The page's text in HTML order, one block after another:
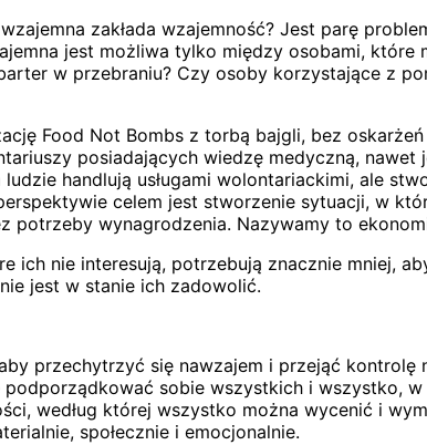
zakłada wzajemność? Jest parę
jest możliwa tylko między osobami, które
w przebraniu? Czy osoby korzystające z
Food Not Bombs z torbą bajgli, bez
posiadających wiedzę medyczną, nawet
handlują usługami wolontariackimi, ale
celem jest stworzenie sytuacji, w
potrzeby wynagrodzenia. Nazywamy to
nie interesują, potrzebują znacznie mniej,
jest w stanie ich zadowolić.
przechytrzyć się nawzajem i przejąć kontrolę
sobie wszystkich i wszystko,
według której wszystko można wycenić i
społecznie i emocjonalnie.